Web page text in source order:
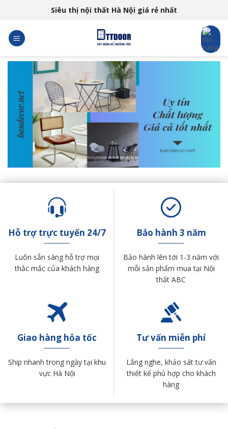
content
Siêu thị nội thất Hà Nội giá rẻ nhất
Hỗ trợ trực tuyến 24/7
Luôn sẵn sàng hỗ trợ mọi
thắc mắc của khách hàng
Bảo hành 3 năm
Bảo hành lên tới 1-3 năm với
mỗi sản phẩm mua tại Nội
thất ABC
Giao hàng hỏa tốc
Ship nhanh trong ngày tại khu
vực Hà Nội
Tư vấn miễn phí
Lắng nghe, khảo sát tư vấn
thiết kế phù hợp cho khách
hàng